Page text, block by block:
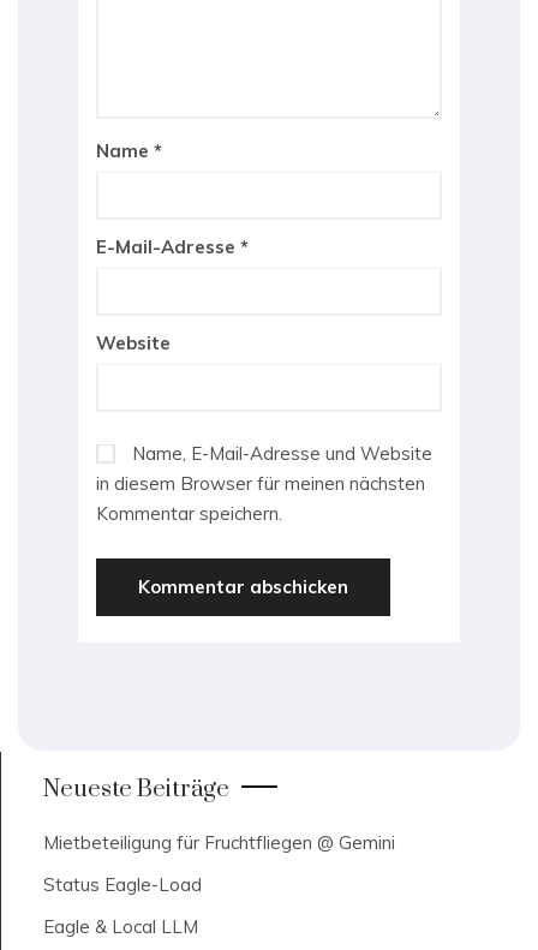
Name *
E-Mail-Adresse *
Website
Name, E-Mail-Adresse und Website
in diesem Browser für meinen nächsten
Kommentar speichern.
Neueste Beiträge
Mietbeteiligung für Fruchtfliegen @ Gemini
Status Eagle-Load
Eagle & Local LLM